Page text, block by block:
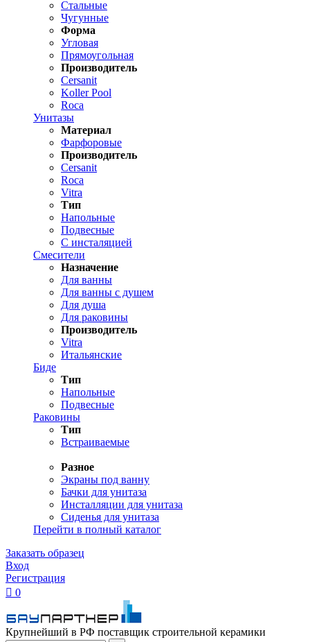
Стальные
Чугунные
Форма
Угловая
Прямоугольная
Производитель
Cersanit
Koller Pool
Roca
Унитазы
Материал
Фарфоровые
Производитель
Cersanit
Roca
Vitra
Тип
Напольные
Подвесные
С инсталяцией
Смесители
Назначение
Для ванны
Для ванны с душем
Для душа
Для раковины
Производитель
Vitra
Итальянские
Биде
Тип
Напольные
Подвесные
Раковины
Тип
Встраиваемые
Разное
Экраны под ванну
Бачки для унитаза
Инсталляции для унитаза
Сиденья для унитаза
Перейти в полный каталог
Заказать образец
Вход
Регистрация
 0
Крупнейший в РФ поставщик строительной керамики